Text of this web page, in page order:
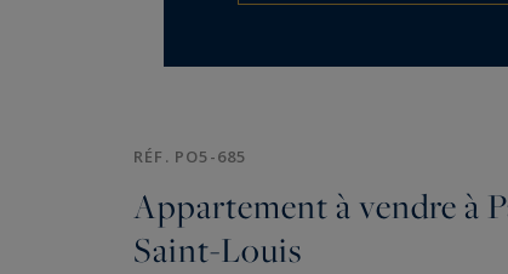
RÉF. PO5-685
Appartement à vendre à
Saint-Louis